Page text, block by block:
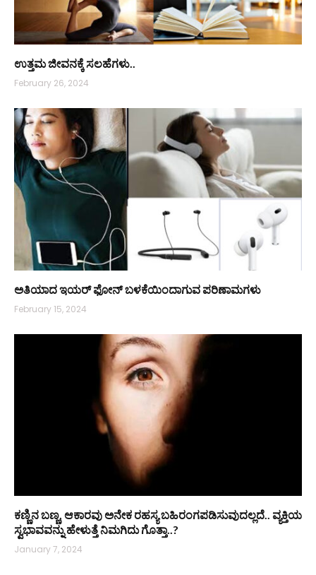
ಉತ್ತಮ ಜೀವನಕ್ಕೆ ಸಲಹೆಗಳು..
February 26, 2024
ಅತಿಯಾದ ಇಯರ್ ಫೋನ್ ಬಳಕೆಯಿಂದಾಗುವ ಪರಿಣಾಮಗಳು
February 15, 2024
ಕಣ್ಣಿನ ಬಣ್ಣ, ಆಕಾರವು ಅನೇಕ ರಹಸ್ಯ ಬಹಿರಂಗಪಡಿಸುವುದಲ್ಲದೆ.. ವ್ಯಕ್ತಿಯ
ಸ್ವಭಾವವನ್ನು ಹೇಳುತ್ತೆ ನಿಮಗಿದು ಗೊತ್ತಾ..?
January 7, 2024